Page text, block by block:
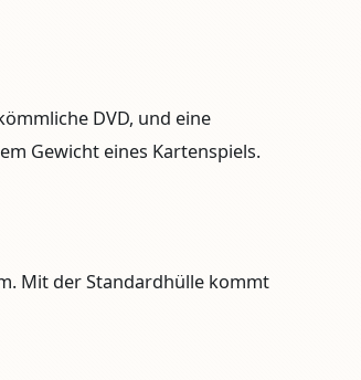
DVD, und eine
Gewicht eines Kartenspiels.
Mit der Standardhülle kommt